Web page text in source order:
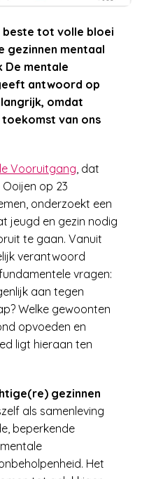
beste tot volle bloei
gezinnen mentaal
De mentale
antwoord op
omdat
van ons
Vooruitgang, dat
op 23
onderzoekt een
jeugd en gezin nodig
te gaan. Vanuit
verantwoord
vragen:
aan tegen
Welke gewoonten
opvoeden en
ligt hieraan ten
gezinnen
als samenleving
beperkende
Het